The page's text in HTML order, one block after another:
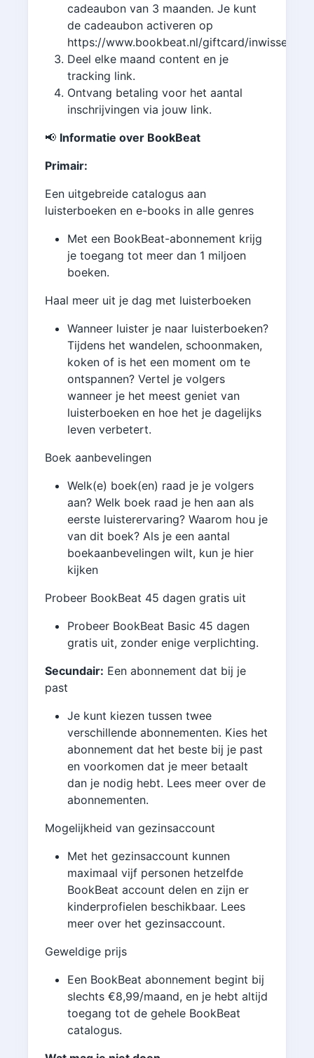
cadeaubon van 3 maanden. Je kunt
de cadeaubon activeren op
https://www.bookbeat.nl/giftcard/inwisselen
Deel elke maand content en je
tracking link.
Ontvang betaling voor het aantal
inschrijvingen via jouw link.
📢 Informatie over BookBeat
Primair:
Een uitgebreide catalogus aan
luisterboeken en e-books in alle genres
Met een BookBeat-abonnement krijg
je toegang tot meer dan 1 miljoen
boeken.
Haal meer uit je dag met luisterboeken
Wanneer luister je naar luisterboeken?
Tijdens het wandelen, schoonmaken,
koken of is het een moment om te
ontspannen? Vertel je volgers
wanneer je het meest geniet van
luisterboeken en hoe het je dagelijks
leven verbetert.
Boek aanbevelingen
Welk(e) boek(en) raad je je volgers
aan? Welk boek raad je hen aan als
eerste luisterervaring? Waarom hou je
van dit boek? Als je een aantal
boekaanbevelingen wilt, kun je hier
kijken
Probeer BookBeat 45 dagen gratis uit
Probeer BookBeat Basic 45 dagen
gratis uit, zonder enige verplichting.
Secundair: Een abonnement dat bij je
past
Je kunt kiezen tussen twee
verschillende abonnementen. Kies het
abonnement dat het beste bij je past
en voorkomen dat je meer betaalt
dan je nodig hebt. Lees meer over de
abonnementen.
Mogelijkheid van gezinsaccount
Met het gezinsaccount kunnen
maximaal vijf personen hetzelfde
BookBeat account delen en zijn er
kinderprofielen beschikbaar. Lees
meer over het gezinsaccount.
Geweldige prijs
Een BookBeat abonnement begint bij
slechts €8,99/maand, en je hebt altijd
toegang tot de gehele BookBeat
catalogus.